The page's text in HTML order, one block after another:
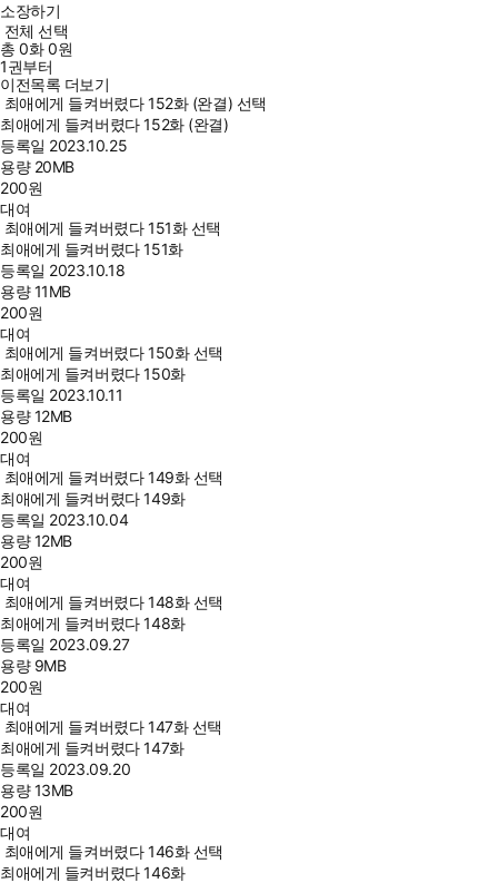
소장하기
전체 선택
총0화0원
1권부터
이전목록 더보기
최애에게 들켜버렸다 152화 (완결) 선택
최애에게 들켜버렸다 152화 (완결)
등록일 2023.10.25
용량 20MB
200원
대여
최애에게 들켜버렸다 151화 선택
최애에게 들켜버렸다 151화
등록일 2023.10.18
용량11MB
200원
대여
최애에게 들켜버렸다 150화 선택
최애에게 들켜버렸다 150화
등록일 2023.10.11
용량12MB
200원
대여
최애에게 들켜버렸다 149화 선택
최애에게 들켜버렸다 149화
등록일 2023.10.04
용량12MB
200원
대여
최애에게 들켜버렸다 148화 선택
최애에게 들켜버렸다 148화
등록일 2023.09.27
용량 9MB
200원
대여
최애에게 들켜버렸다 147화 선택
최애에게 들켜버렸다 147화
등록일 2023.09.20
용량13MB
200원
대여
최애에게 들켜버렸다 146화 선택
최애에게 들켜버렸다 146화